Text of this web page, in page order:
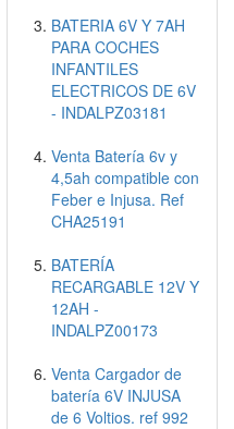
BATERIA 6V Y 7AH
PARA COCHES
INFANTILES
ELECTRICOS DE 6V
- INDALPZ03181
Venta Batería 6v y
4,5ah compatible con
Feber e Injusa. Ref
CHA25191
BATERÍA
RECARGABLE 12V Y
12AH -
INDALPZ00173
Venta Cargador de
batería 6V INJUSA
de 6 Voltios. ref 992